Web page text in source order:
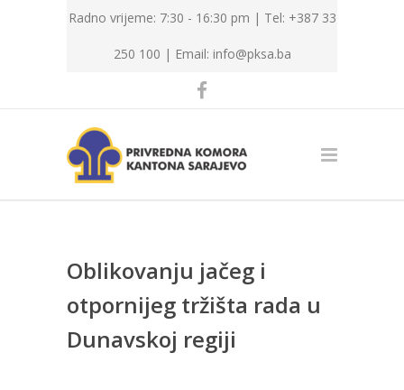
Radno vrijeme: 7:30 - 16:30 pm | Tel: +387 33
250 100 | Email: info@pksa.ba
Oblikovanju jačeg i
otpornijeg tržišta rada u
Dunavskoj regiji